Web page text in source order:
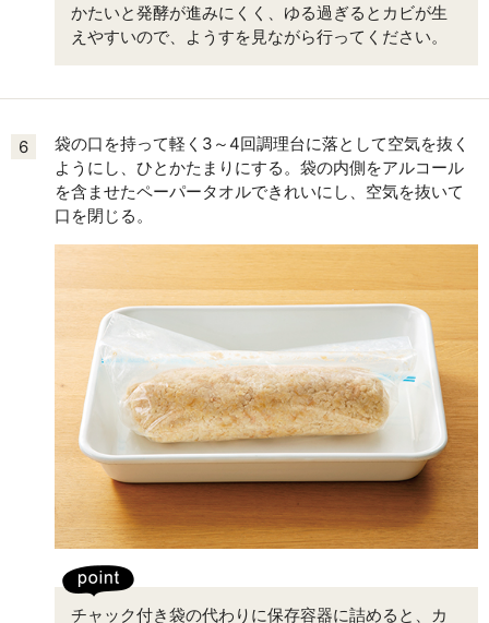
かたいと発酵が進みにくく、ゆる過ぎるとカビが生
えやすいので、ようすを見ながら行ってください。
6
袋の口を持って軽く3～4回調理台に落として空気を抜く
ようにし、ひとかたまりにする。袋の内側をアルコール
を含ませたペーパータオルできれいにし、空気を抜いて
口を閉じる。
チャック付き袋の代わりに保存容器に詰めると、カ